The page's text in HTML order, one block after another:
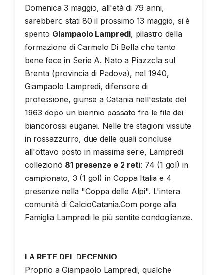
Domenica 3 maggio, all'età di 79 anni,
sarebbero stati 80 il prossimo 13 maggio, si è
spento Giampaolo Lampredi, pilastro della
formazione di Carmelo Di Bella che tanto
bene fece in Serie A. Nato a Piazzola sul
Brenta (provincia di Padova), nel 1940,
Giampaolo Lampredi, difensore di
professione, giunse a Catania nell'estate del
1963 dopo un biennio passato fra le fila dei
biancorossi euganei. Nelle tre stagioni vissute
in rossazzurro, due delle quali concluse
all'ottavo posto in massima serie, Lampredi
collezionò 81 presenze e 2 reti: 74 (1 gol) in
campionato, 3 (1 gol) in Coppa Italia e 4
presenze nella "Coppa delle Alpi". L'intera
comunità di CalcioCatania.Com porge alla
Famiglia Lampredi le più sentite condoglianze.
LA RETE DEL DECENNIO
Proprio a Giampaolo Lampredi, qualche